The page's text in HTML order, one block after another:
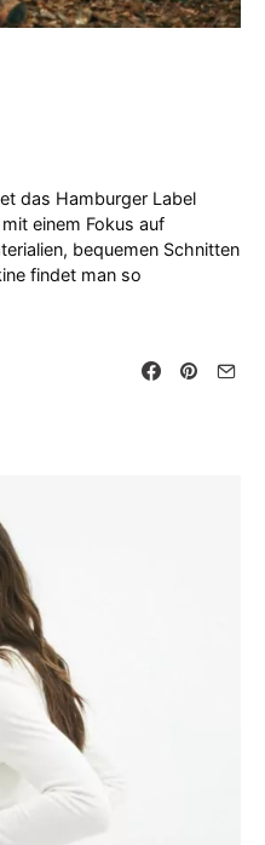
das Hamburger Label
einem Fokus auf
bequemen Schnitten
findet man so